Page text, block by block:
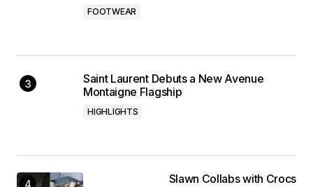
FOOTWEAR
Saint Laurent Debuts a New Avenue
Montaigne Flagship
HIGHLIGHTS
Slawn Collabs with Crocs